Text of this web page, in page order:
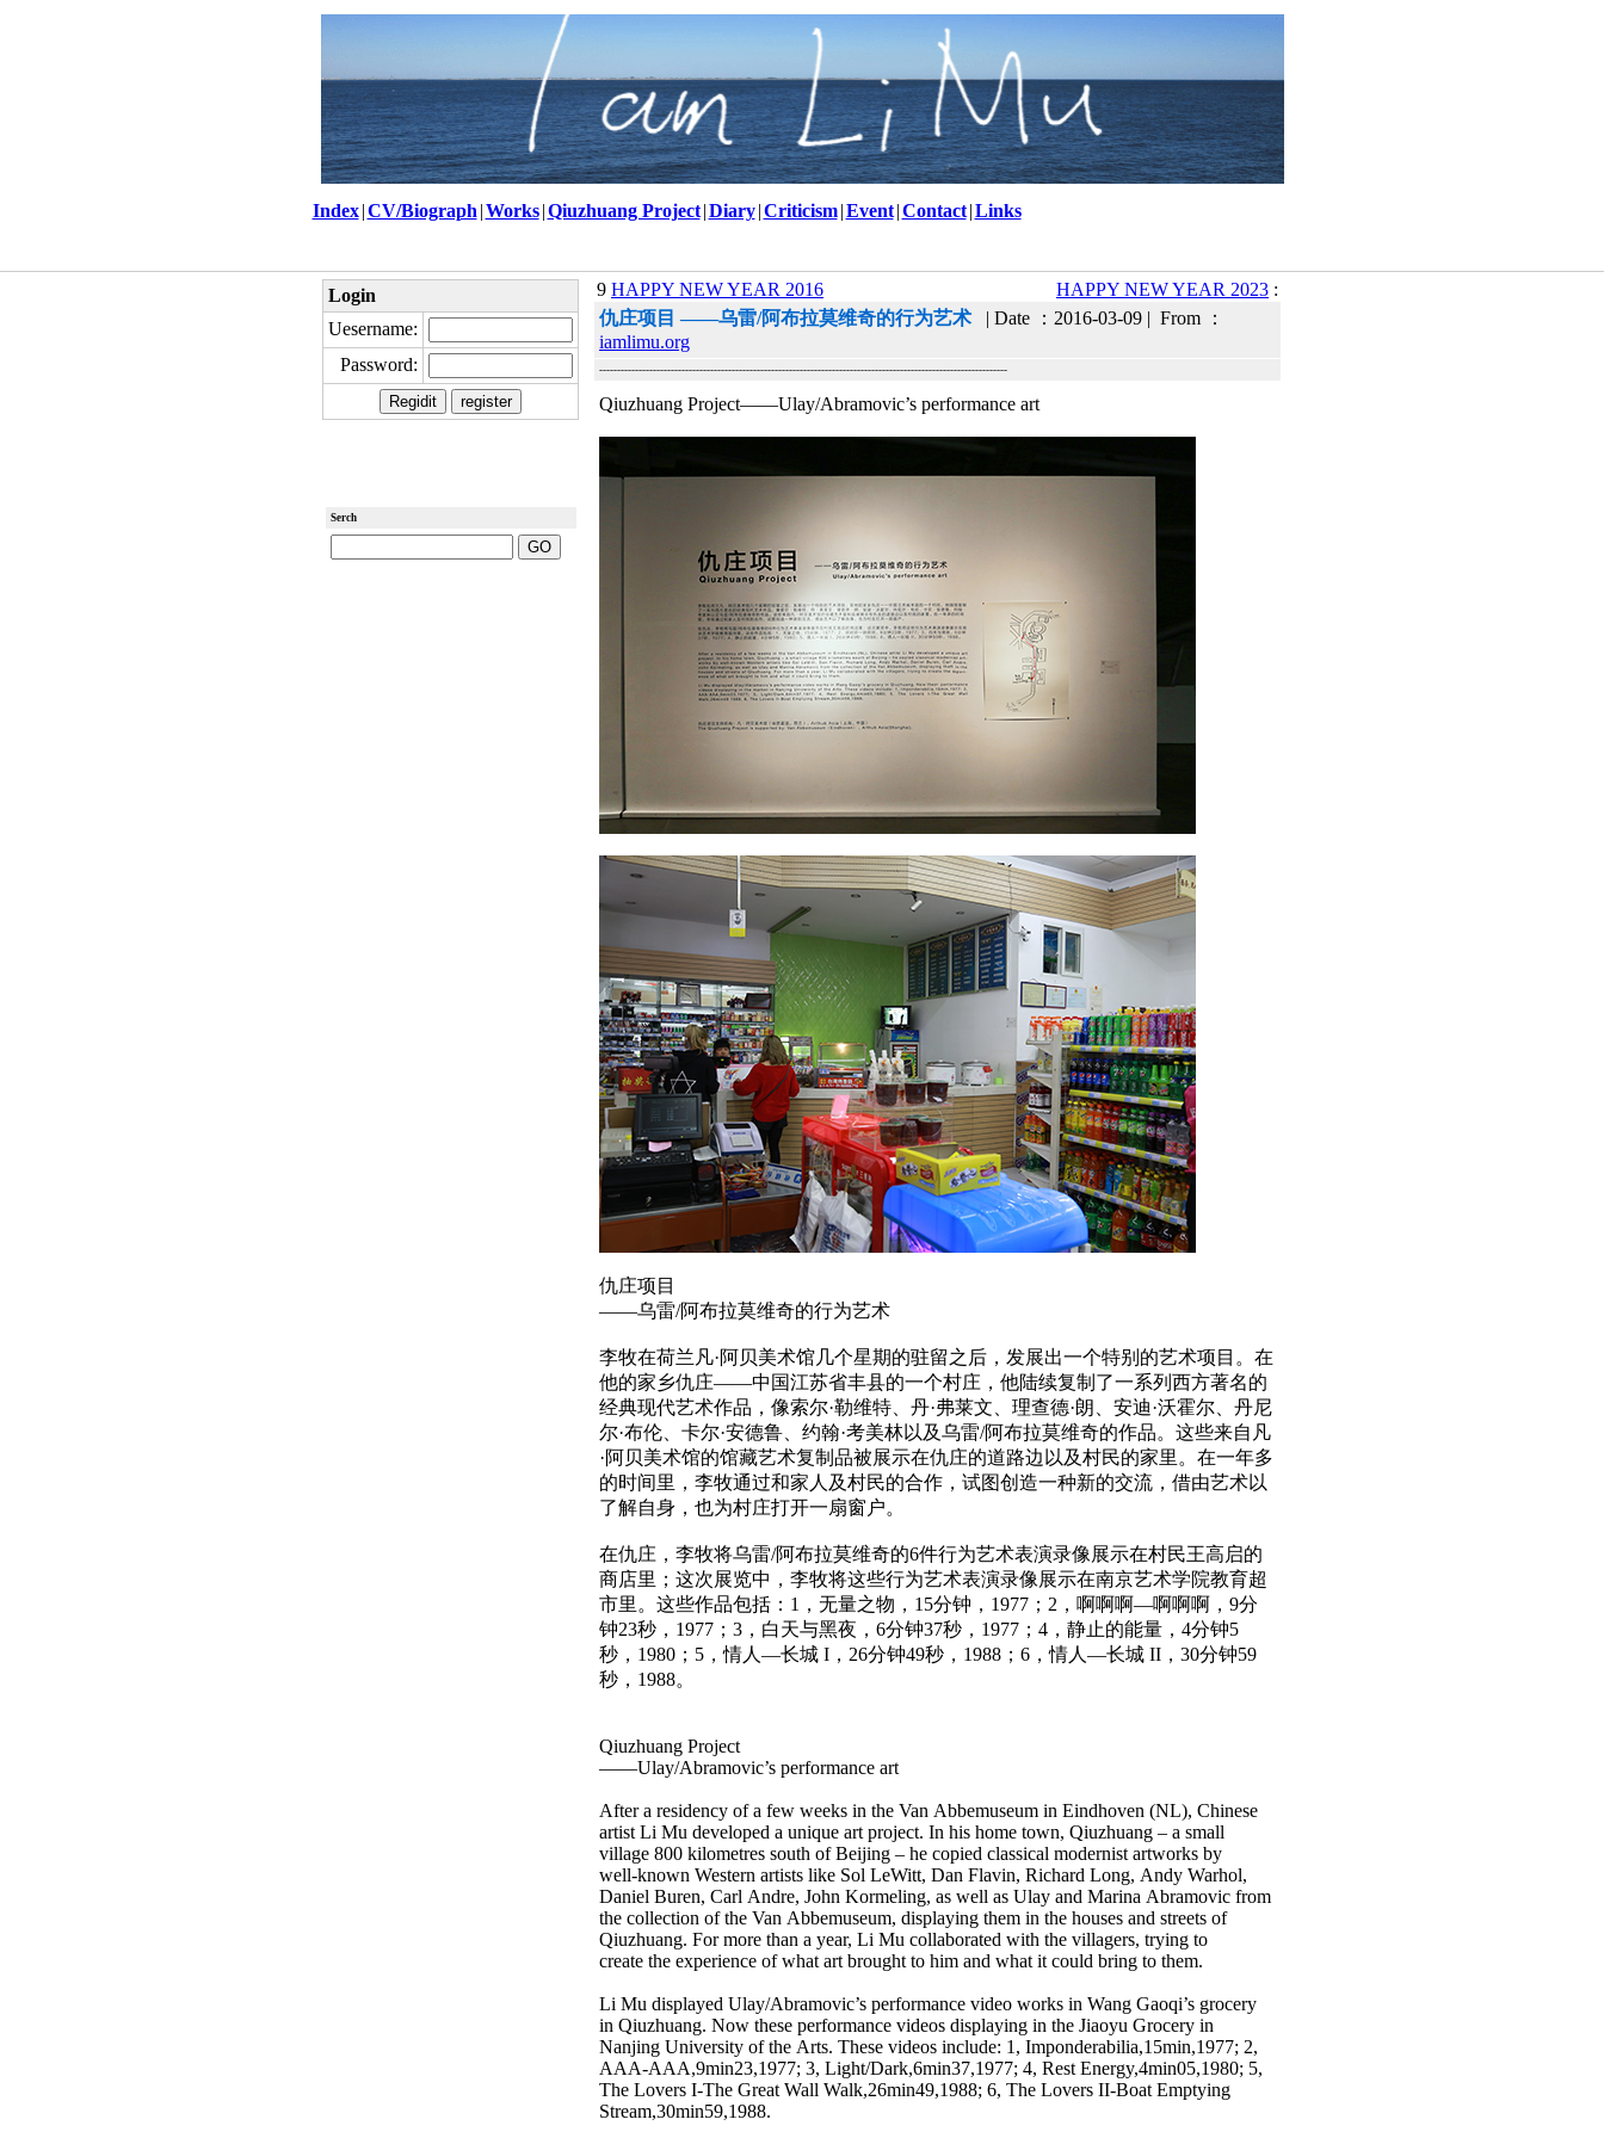
Index |CV/Biograph |Works |Qiuzhuang Project |Diary |Criticism |Event |Contact |Links
Login
Uesername:
Password:
Serch
9 HAPPY NEW YEAR 2016 HAPPY NEW YEAR 2023 :
仇庄项目 ——乌雷/阿布拉莫维奇的行为艺术 | Date ：2016-03-09 | From ：
iamlimu.org
------------------------------------------------------------------------------------------------------------------
Qiuzhuang Project——Ulay/Abramovic’s performance art
仇庄项目
——乌雷/阿布拉莫维奇的行为艺术
李牧在荷兰凡·阿贝美术馆几个星期的驻留之后，发展出一个特别的艺术项目。在
他的家乡仇庄——中国江苏省丰县的一个村庄，他陆续复制了一系列西方著名的
经典现代艺术作品，像索尔·勒维特、丹·弗莱文、理查德·朗、安迪·沃霍尔、丹尼
尔·布伦、卡尔·安德鲁、约翰·考美林以及乌雷/阿布拉莫维奇的作品。这些来自凡
·阿贝美术馆的馆藏艺术复制品被展示在仇庄的道路边以及村民的家里。在一年多
的时间里，李牧通过和家人及村民的合作，试图创造一种新的交流，借由艺术以
了解自身，也为村庄打开一扇窗户。
在仇庄，李牧将乌雷/阿布拉莫维奇的6件行为艺术表演录像展示在村民王高启的
商店里；这次展览中，李牧将这些行为艺术表演录像展示在南京艺术学院教育超
市里。这些作品包括：1，无量之物，15分钟，1977；2，啊啊啊—啊啊啊，9分
钟23秒，1977；3，白天与黑夜，6分钟37秒，1977；4，静止的能量，4分钟5
秒，1980；5，情人—长城 I，26分钟49秒，1988；6，情人—长城 II，30分钟59
秒，1988。
Qiuzhuang Project
——Ulay/Abramovic’s performance art
After a residency of a few weeks in the Van Abbemuseum in Eindhoven (NL), Chinese
artist Li Mu developed a unique art project. In his home town, Qiuzhuang – a small
village 800 kilometres south of Beijing – he copied classical modernist artworks by
well-known Western artists like Sol LeWitt, Dan Flavin, Richard Long, Andy Warhol,
Daniel Buren, Carl Andre, John Kormeling, as well as Ulay and Marina Abramovic from
the collection of the Van Abbemuseum, displaying them in the houses and streets of
Qiuzhuang. For more than a year, Li Mu collaborated with the villagers, trying to
create the experience of what art brought to him and what it could bring to them.
Li Mu displayed Ulay/Abramovic’s performance video works in Wang Gaoqi’s grocery
in Qiuzhuang. Now these performance videos displaying in the Jiaoyu Grocery in
Nanjing University of the Arts. These videos include: 1, Imponderabilia,15min,1977; 2,
AAA-AAA,9min23,1977; 3, Light/Dark,6min37,1977; 4, Rest Energy,4min05,1980; 5,
The Lovers I-The Great Wall Walk,26min49,1988; 6, The Lovers II-Boat Emptying
Stream,30min59,1988.